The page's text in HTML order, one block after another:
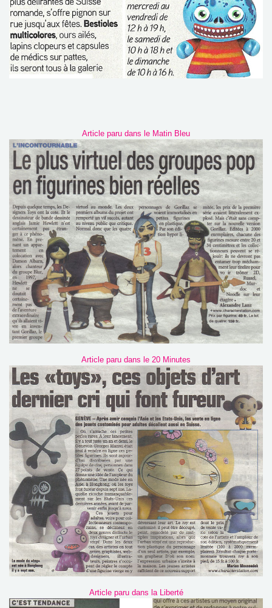
Article paru dans le Matin Bleu
Article paru dans le 20 Minutes
Article paru dans la Liberté